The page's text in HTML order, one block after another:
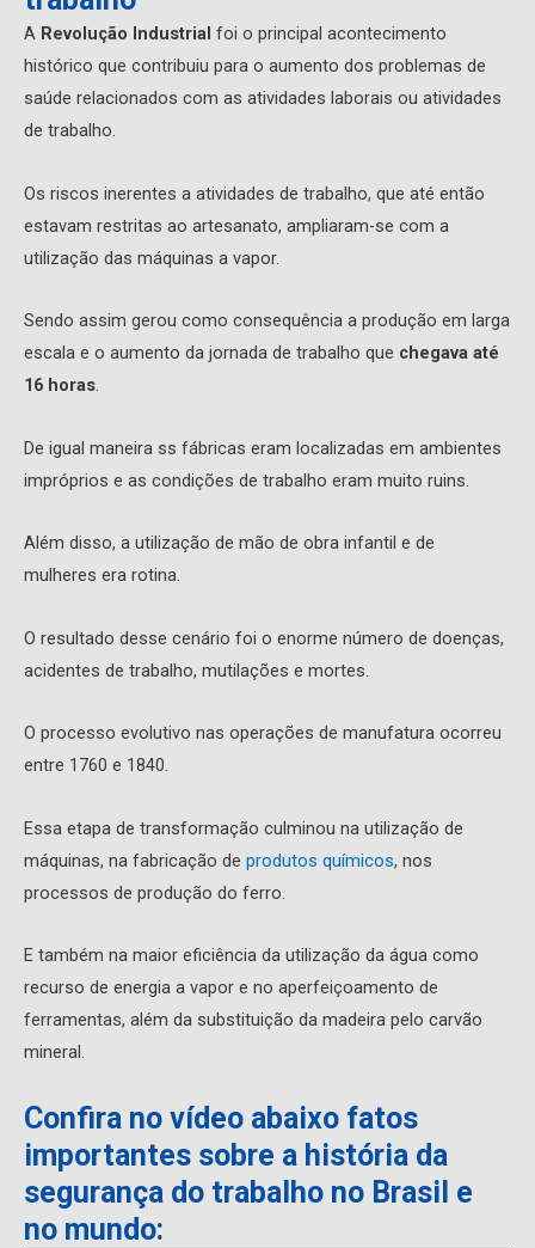
A Revolução Industrial foi o principal acontecimento
histórico que contribuiu para o aumento dos problemas de
saúde relacionados com as atividades laborais ou atividades
de trabalho.
Os riscos inerentes a atividades de trabalho, que até então
estavam restritas ao artesanato, ampliaram-se com a
utilização das máquinas a vapor.
Sendo assim gerou como consequência a produção em larga
escala e o aumento da jornada de trabalho que chegava até
16 horas.
De igual maneira ss fábricas eram localizadas em ambientes
impróprios e as condições de trabalho eram muito ruins.
Além disso, a utilização de mão de obra infantil e de
mulheres era rotina.
O resultado desse cenário foi o enorme número de doenças,
acidentes de trabalho, mutilações e mortes.
O processo evolutivo nas operações de manufatura ocorreu
entre 1760 e 1840.
Essa etapa de transformação culminou na utilização de
máquinas, na fabricação de produtos químicos, nos
processos de produção do ferro.
E também na maior eficiência da utilização da água como
recurso de energia a vapor e no aperfeiçoamento de
ferramentas, além da substituição da madeira pelo carvão
mineral.
Confira no vídeo abaixo fatos
importantes sobre a história da
segurança do trabalho no Brasil e
no mundo: